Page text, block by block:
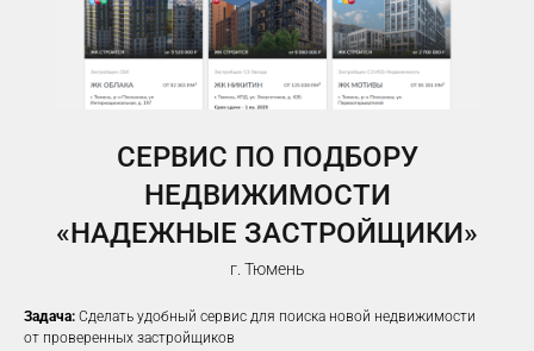
СЕРВИС ПО ПОДБОРУ
НЕДВИЖИМОСТИ
«НАДЕЖНЫЕ ЗАСТРОЙЩИКИ»
г. Тюмень
Задача: Сделать удобный сервис для поиска новой недвижимости
от проверенных застройщиков